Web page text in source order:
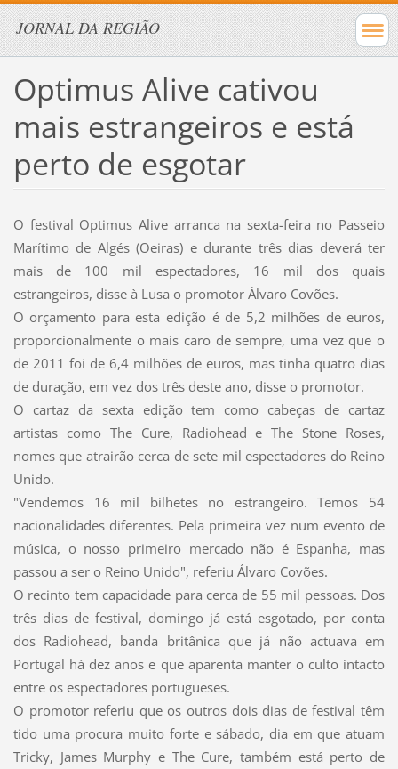
JORNAL DA REGIÃO
Optimus Alive cativou
mais estrangeiros e está
perto de esgotar
O festival Optimus Alive arranca na sexta-feira no Passeio
Marítimo de Algés (Oeiras) e durante três dias deverá ter
mais de 100 mil espectadores, 16 mil dos quais
estrangeiros, disse à Lusa o promotor Álvaro Covões.
O orçamento para esta edição é de 5,2 milhões de euros,
proporcionalmente o mais caro de sempre, uma vez que o
de 2011 foi de 6,4 milhões de euros, mas tinha quatro dias
de duração, em vez dos três deste ano, disse o promotor.
O cartaz da sexta edição tem como cabeças de cartaz
artistas como The Cure, Radiohead e The Stone Roses,
nomes que atrairão cerca de sete mil espectadores do Reino
Unido.
"Vendemos 16 mil bilhetes no estrangeiro. Temos 54
nacionalidades diferentes. Pela primeira vez num evento de
música, o nosso primeiro mercado não é Espanha, mas
passou a ser o Reino Unido", referiu Álvaro Covões.
O recinto tem capacidade para cerca de 55 mil pessoas. Dos
três dias de festival, domingo já está esgotado, por conta
dos Radiohead, banda britânica que já não actuava em
Portugal há dez anos e que aparenta manter o culto intacto
entre os espectadores portugueses.
O promotor referiu que os outros dois dias de festival têm
tido uma procura muito forte e sábado, dia em que atuam
Tricky, James Murphy e The Cure, também está perto de